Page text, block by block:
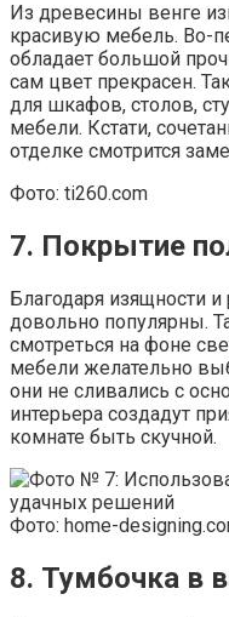
Из древесины венге
красивую мебель. Во-
обладает большой
сам цвет прекрасен.
для шкафов, столов,
мебели. Кстати,
отделке смотрится
Фото: ti260.com
7. Покрытие
Благодаря изящности
довольно популярны.
смотреться на фоне
мебели желательно
они не сливались с
интерьера создадут
комнате быть скучной.
Фото: home-
8. Тумбочка в